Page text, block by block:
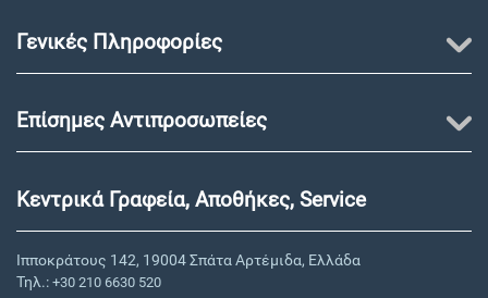
Γενικές Πληροφορίες
Επίσημες Αντιπροσωπείες
Κεντρικά Γραφεία, Αποθήκες, Service
Ιπποκράτους 142, 19004 Σπάτα Αρτέμιδα, Ελλάδα
Τηλ.: +30 210 6630 520